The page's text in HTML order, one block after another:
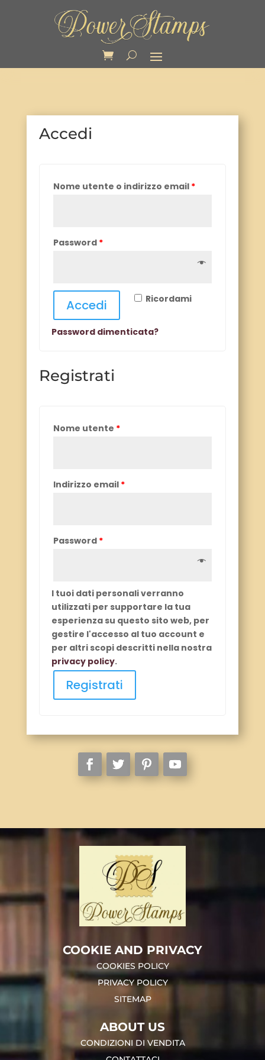
Accedi
Nome utente o indirizzo email *
Password *
Ricordami
Accedi
Password dimenticata?
Registrati
Nome utente *
Indirizzo email *
Password *
I tuoi dati personali verranno
utilizzati per supportare la tua
esperienza su questo sito web, per
gestire l'accesso al tuo account e
per altri scopi descritti nella nostra
privacy policy.
Registrati
COOKIE AND PRIVACY
COOKIES POLICY
PRIVACY POLICY
SITEMAP
ABOUT US
CONDIZIONI DI VENDITA